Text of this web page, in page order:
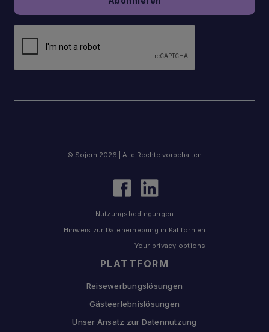
PLATTFORM
Reisewerbungslösungen
Gästeerlebnislösungen
Unser Ansatz zur Datennutzung
© Sojern 2026 | Alle Rechte vorbehalten
Nutzungsbedingungen
Hinweis zur Datenerhebung in Kalifornien
Your privacy options